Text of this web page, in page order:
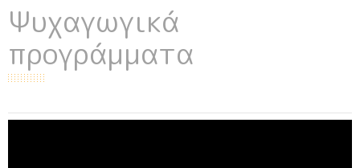
Ψυχαγωγικά
προγράμματα